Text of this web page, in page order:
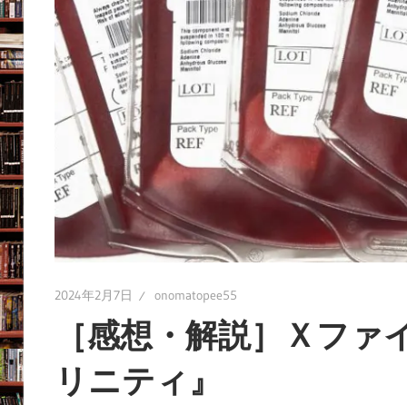
2024年2月7日 onomatopee55
［感想・解説］Ｘフ
リニティ』